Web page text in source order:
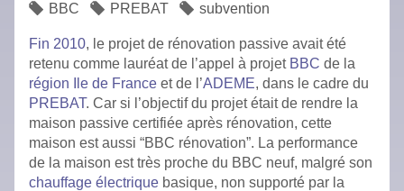
BBC PREBAT subvention
Fin 2010, le projet de rénovation passive avait été
retenu comme lauréat de l’appel à projet BBC de la
région Ile de France et de l’ADEME, dans le cadre du
PREBAT. Car si l’objectif du projet était de rendre la
maison passive certifiée après rénovation, cette
maison est aussi “BBC rénovation”. La performance
de la maison est très proche du BBC neuf, malgré son
chauffage électrique basique, non supporté par la